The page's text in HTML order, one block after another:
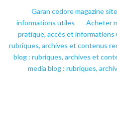
Garan cedore magazine
informations utiles
Acheter
pratique, accès et informations
rubriques, archives et contenus
blog : rubriques, archives et
media blog : rubriques,